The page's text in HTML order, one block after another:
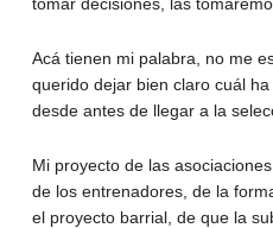
Acá tienen mi palabra, no me
querido dejar bien claro cuál
desde antes de llegar a la
Mi proyecto de las
de los entrenadores, de la
el proyecto barrial, de que la